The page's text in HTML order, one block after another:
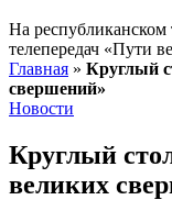
На
телепередач «Пути
Главная » Круглый
свершений»
Новости
Круглый
великих